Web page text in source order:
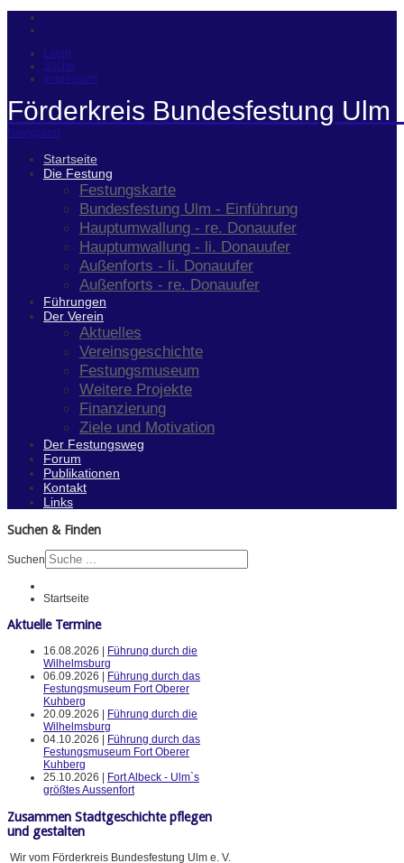
Login
Suche
Impressum
Förderkreis Bundesfestung Ulm
Navigation
Startseite
Die Festung
Festungskarte
Bundesfestung Ulm - Einführung
Hauptumwallung - re. Donauufer
Hauptumwallung - li. Donauufer
Außenforts - li. Donauufer
Außenforts - re. Donauufer
Führungen
Der Verein
Aktuelles
Vereinsgeschichte
Festungsmuseum
Weitere Projekte
Finanzierung
Ziele und Motivation
Der Festungsweg
Forum
Publikationen
Kontakt
Links
Suchen & Finden
Suchen
Startseite
Aktuelle Termine
16.08.2026 |
Führung durch die
Wilhelmsburg
06.09.2026 |
Führung durch das
Festungsmuseum Fort Oberer
Kuhberg
20.09.2026 |
Führung durch die
Wilhelmsburg
04.10.2026 |
Führung durch das
Festungsmuseum Fort Oberer
Kuhberg
25.10.2026 |
Fort Albeck - Ulm`s
größtes Aussenfort
Zusammen Stadtgeschichte pflegen
und gestalten
Wir vom Förderkreis Bundesfestung Ulm e. V.